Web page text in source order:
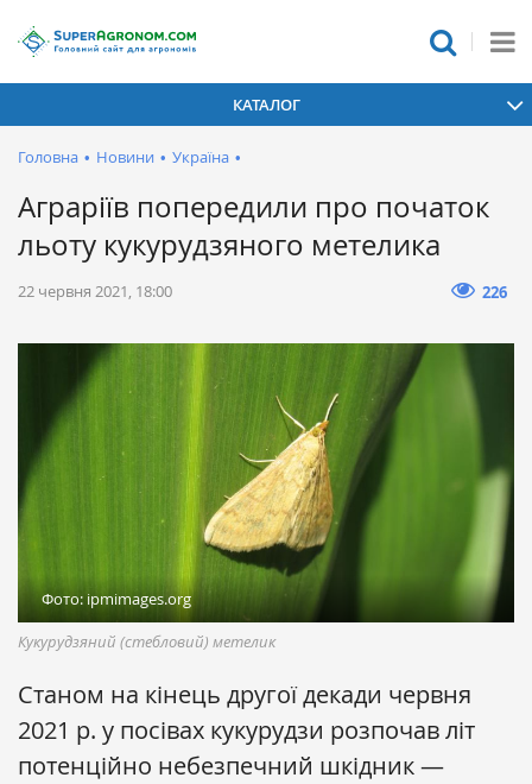
КАТАЛОГ
Головна • Новини • Україна •
Аграріїв попередили про початок
льоту кукурудзяного метелика
22 червня 2021, 18:00 226
Фото: ipmimages.org
Кукурудзяний (стебловий) метелик
Станом на кінець другої декади червня
2021 р. у посівах кукурудзи розпочав літ
потенційно небезпечний шкідник —